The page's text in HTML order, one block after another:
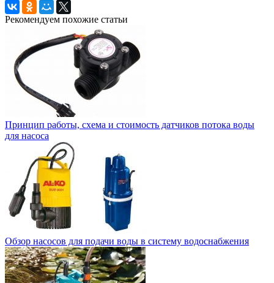
Рекомендуем похожие статьи
Принцип работы, схема и стоимость датчиков потока воды
для насоса
Обзор насосов для подачи воды в систему водоснабжения